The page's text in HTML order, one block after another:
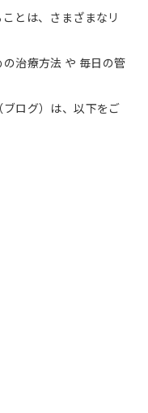
とは、さまざまなリ
治療方法 や 毎日の管
ログ）は、以下をご